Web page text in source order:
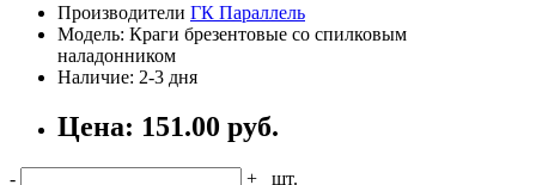
Производители ГК Параллель
Модель: Краги брезентовые со спилковым
наладонником
Наличие: 2-3 дня
Цена: 151.00 руб.
- + шт.